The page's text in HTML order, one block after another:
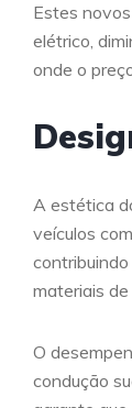
Estes
elétrico,
onde o
A estética
veículos
materiais
O
condução